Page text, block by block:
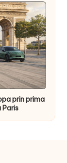
prin prima
Paris